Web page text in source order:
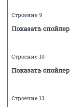
Строение 9
Показать спойлер
Строение 10
Показать спойлер
Строение 13